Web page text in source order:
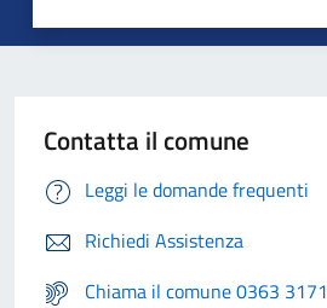
Contatta il comune
Leggi le domande frequenti
Richiedi Assistenza
Chiama il comune 0363 3171